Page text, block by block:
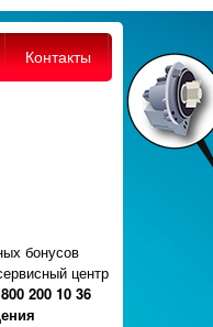
Контакты
бонусов
центр
200 10 36